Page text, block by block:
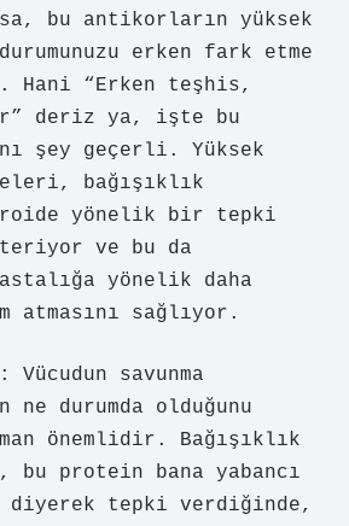
bu antikorların yüksek
erken fark etme
“Erken teşhis,
deriz ya, işte bu
şey geçerli. Yüksek
bağışıklık
yönelik bir tepki
ve bu da
yönelik daha
atmasını sağlıyor.
savunma
ne durumda olduğunu
önemlidir. Bağışıklık
bu protein bana yabancı
tepki verdiğinde,